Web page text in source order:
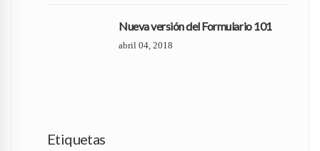
Nueva versión del Formulario 101
abril 04, 2018
Etiquetas